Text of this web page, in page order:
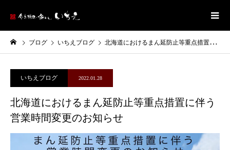
ブログ いちえブログ 北海道におけるまん延防止等重点措置に伴う営業時間変更のお知らせ
いちえブログ 2022.01.28
北海道におけるまん延防止等重点措置に伴う
営業時間変更のお知らせ